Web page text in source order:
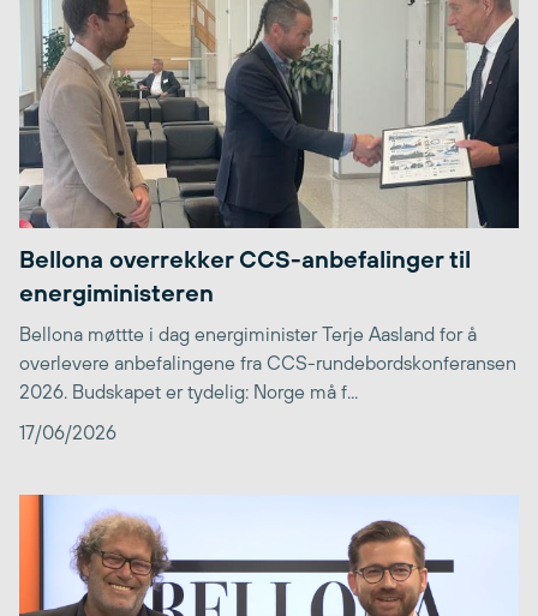
Bellona overrekker CCS-anbefalinger til
energiministeren
Bellona møttte i dag energiminister Terje Aasland for å
overlevere anbefalingene fra CCS-rundebordskonferansen
2026. Budskapet er tydelig: Norge må f...
17/06/2026